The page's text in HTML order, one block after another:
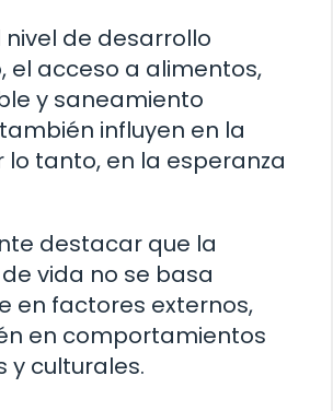
nivel de desarrollo
el acceso a alimentos,
y saneamiento
influyen en la
lo tanto, en la esperanza
destacar que la
vida no se basa
en factores externos,
en comportamientos
y culturales.